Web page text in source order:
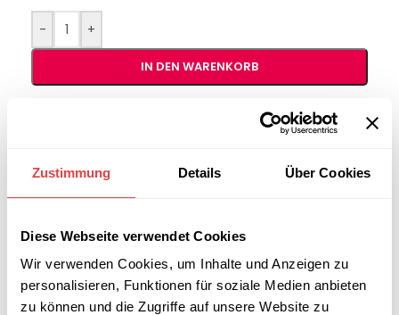
Zustimmung Details Über Cookies
Diese Webseite verwendet Cookies
Wir verwenden Cookies, um Inhalte und Anzeigen zu
personalisieren, Funktionen für soziale Medien anbieten
zu können und die Zugriffe auf unsere Website zu
- +
IN DEN WARENKORB
B2B-Angebot
Artikelnummer:
Marke:Gastro Uzal
Teilen: